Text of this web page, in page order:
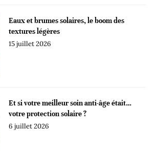
Eaux et brumes solaires, le boom des
textures légères
15 juillet 2026
Et si votre meilleur soin anti-âge était…
votre protection solaire ?
6 juillet 2026